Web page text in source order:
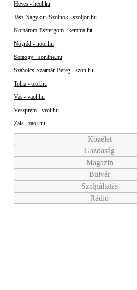
Heves - heol.hu
Jász-Nagykun-Szolnok - szoljon.hu
Komárom-Esztergom - kemma.hu
Nógrád - nool.hu
Somogy - sonline.hu
Szabolcs-Szatmár-Bereg - szon.hu
Tolna - teol.hu
Vas - vaol.hu
Veszprém - veol.hu
Zala - zaol.hu
Közélet
Gazdaság
Magazin
Bulvár
Szolgáltatás
Rádió